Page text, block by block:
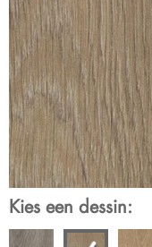
Kies een dessin: